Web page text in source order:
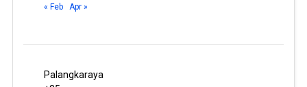
« Feb
Apr »
Palangkaraya